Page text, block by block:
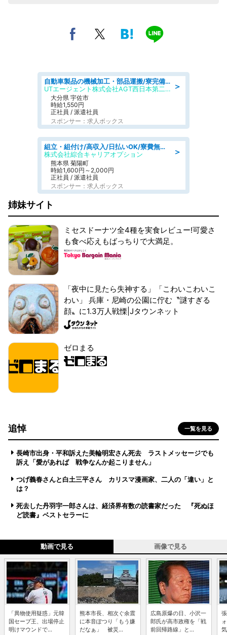
＞
自動車製品の機械加工・部品運搬/寮完備/日払い/工場・製造
UTエージェント株式会社AGT西日本第二CU
大分県 宇佐市
時給1,550円
正社員 / 派遣社員
スポンサー：求人ボックス
＞
組立・組付け/高収入/日払いOK/寮費無料/交替制/20・30・40代活躍中
株式会社綜合キャリアオプション
熊本県 菊陽町
時給1,600円～2,000円
正社員 / 派遣社員
スポンサー：求人ボックス
姉妹サイト
ミセスドーナツ全4種を実食レビュー!可愛さ
も食べ応えもばっちりで大満足。
「夜中に見たら失神する」「こわいこわいこ
わい」 兵庫・尼崎の公園に佇む〝謎すぎる
顔〟に1.3万人戦慄|Jタウンネット
ゼロまる
追悼 一覧を見る
長崎市出身・平和訴えた美輪明宏さん死去 ラストメッセージでも
訴え「愛があれば 戦争なんか起こりません」
つげ義春さんと白土三平さん カリスマ漫画家、二人の「違い」と
は？
死去した丹羽宇一郎さんは、経済界有数の読書家だった 『死ぬほ
ど読書』ベストセラーに
動画で見る 画像で見る
「異物使用疑惑」元韓
国セーブ王、出場停止
明けマウンドで...
熊本市長、相次ぐ余震
に本音ぽつり「もう嫌
だなぁ」 被災...
広島原爆の日、小沢一
郎氏が高市政権を「戦
前回帰路線」と...